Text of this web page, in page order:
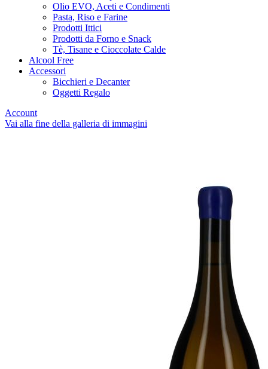
Olio EVO, Aceti e Condimenti
Pasta, Riso e Farine
Prodotti Ittici
Prodotti da Forno e Snack
Tè, Tisane e Cioccolate Calde
Alcool Free
Accessori
Bicchieri e Decanter
Oggetti Regalo
Account
Vai alla fine della galleria di immagini